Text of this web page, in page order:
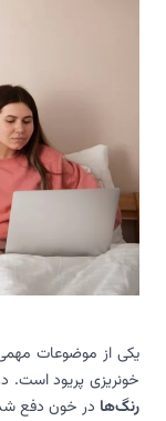
یکی از موضوعات
خونریزی پریود است.
رنگ‌ها در خون دفع